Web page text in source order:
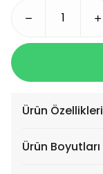
Ürün Özellikleri
Ürün Boyutları